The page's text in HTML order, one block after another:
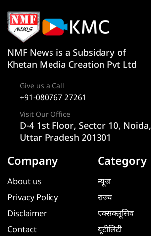
NMF News is a Subsidary of
Khetan Media Creation Pvt Ltd
Give us a Call
+91-080767 27261
Visit Our Office
D-4 1st Floor, Sector 10, Noida,
Uttar Pradesh 201301
Company
About us
Privacy Policy
Disclaimer
Contact
Category
न्यूज
राज्य
एक्सक्लूसिव
यूटीलिटी